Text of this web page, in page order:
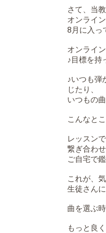
さて、当
オンライ
8月に入っ
オンライ
♪目標を持
♪いつも弾
じたり、
いつもの
こんなと
レッスン
繋ぎ合わ
ご自宅で
これが、
生徒さん
曲を選ぶ
もっと良